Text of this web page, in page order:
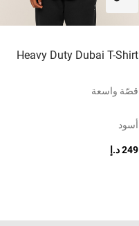
Heavy Duty Dubai T-Shirt
قصّة واسعة
أسود
249 د.إ